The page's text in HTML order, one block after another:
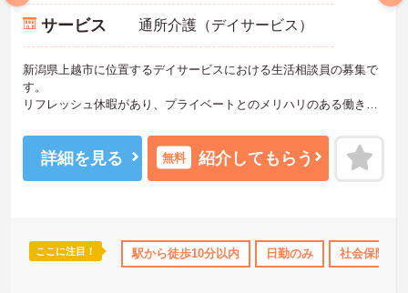
ボーナス・賞与あり 社会保険完備 交通費支給
サービス 通所介護（デイサービス）
新潟県上越市に位置するデイサービスにおける生活相談員の募集で
す。
リフレッシュ休暇があり、プライベートとのメリハリのある働き方
ただける方を募集しています。
ご興味のある方には、面接対策ポイントなど、さらに詳細をご案内
しますのでお気軽にご相談ください！
詳細を見る 無料 紹介してもらう
ここに注目！ 駅から徒歩10分以内 日勤のみ 社会保険完